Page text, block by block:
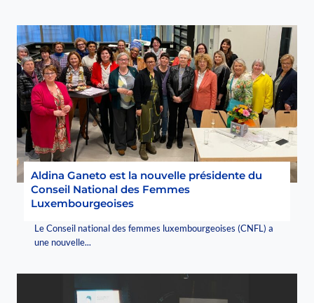
Aldina Ganeto est la nouvelle présidente du
Conseil National des Femmes
Luxembourgeoises
Le Conseil national des femmes luxembourgeoises (CNFL) a
une nouvelle...